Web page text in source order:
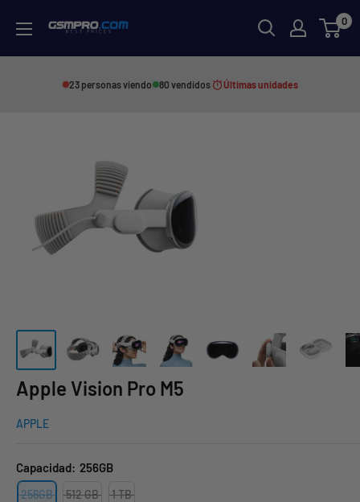
content
GSMPRO.CL
0
23 personas viendo 80 vendidos Últimas unidades
Apple Vision Pro M5
APPLE
Capacidad: 256GB
256GB 512 GB 1 TB